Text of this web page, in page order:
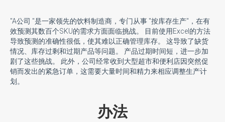
"A公司 "是一家领先的饮料制造商，专门从事 "按库存生产"，在有
效预测其数百个SKU的需求方面面临挑战。 目前使用Excel的方法
导致预测的准确性很低，使其难以正确管理库存。 这导致了缺货
情况、库存过剩和过期产品等问题。 产品过期时间短，进一步加
剧了这些挑战。 此外，公司经常收到大型超市和便利店因突然促
销而发出的紧急订单，这需要大量时间和精力来相应调整生产计
划。
办法